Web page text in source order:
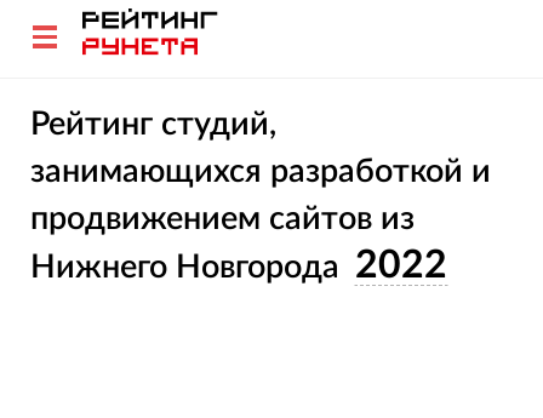
Рейтинг студий,
занимающихся разработкой и
продвижением сайтов из
Нижнего Новгорода 2022